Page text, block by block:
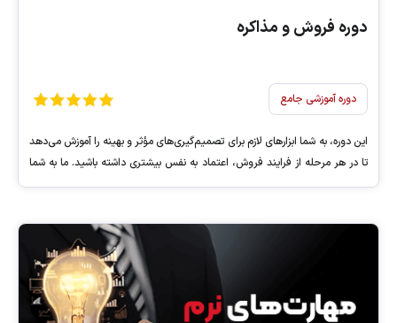
دوره فروش و مذاکره
دوره آموزشی جامع
این دوره، به شما ابزارهای لازم برای تصمیم‌گیری‌های مؤثر و بهینه را آموزش می‌دهد
تا در هر مرحله از فرایند فروش، اعتماد به نفس بیشتری داشته باشید. ما به شما
کمک خواهیم کرد تا نه تنها به یک فروشنده حرفه‌ای، بلکه به یک مشاور قابل